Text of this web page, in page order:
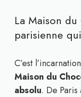
La Maison du
parisienne
C’est
Maison du
absolu. De